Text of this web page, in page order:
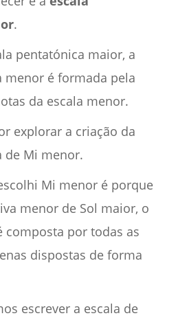
.
pentatónica maior, a
menor é formada pela
da escala menor.
explorar a criação da
de Mi menor.
Mi menor é porque
menor de Sol maior, o
composta por todas as
dispostas de forma
escrever a escala de